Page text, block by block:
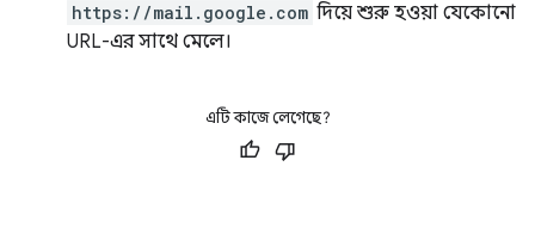
https://mail.google.com দিয়ে শুরু হওয়া যেকোনো
URL-এর সাথে মেলে।
এটি কাজে লেগেছে?